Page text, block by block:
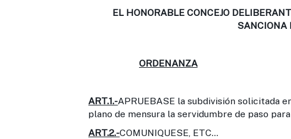
EL HONORABLE CONCEJO
SANCIONA
ORDENANZA
ART.1.-APRUEBASE la subdivisión solicitada
plano de mensura la servidumbre de paso
ART.2.-COMUNIQUESE, ETC...